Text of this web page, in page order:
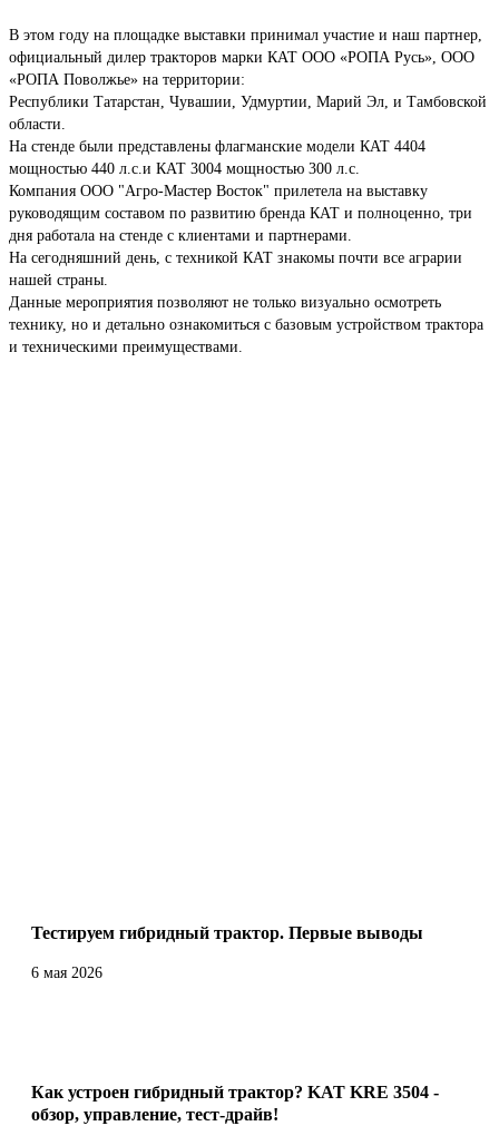
В этом году на площадке выставки принимал участие и наш партнер,
официальный дилер тракторов марки КАТ ООО «РОПА Русь», ООО
«РОПА Поволжье» на территории:
Республики Татарстан, Чувашии, Удмуртии, Марий Эл, и Тамбовской
области.
На стенде были представлены флагманские модели КАТ 4404
мощностью 440 л.с.и КАТ 3004 мощностью 300 л.с.
Компания ООО "Агро-Мастер Восток" прилетела на выставку
руководящим составом по развитию бренда КАТ и полноценно, три
дня работала на стенде с клиентами и партнерами.
На сегодняшний день, с техникой КАТ знакомы почти все аграрии
нашей страны.
Данные мероприятия позволяют не только визуально осмотреть
технику, но и детально ознакомиться с базовым устройством трактора
и техническими преимуществами.
Тестируем гибридный трактор. Первые выводы
6 мая 2026
Как устроен гибридный трактор? KAT KRE 3504 -
обзор, управление, тест-драйв!